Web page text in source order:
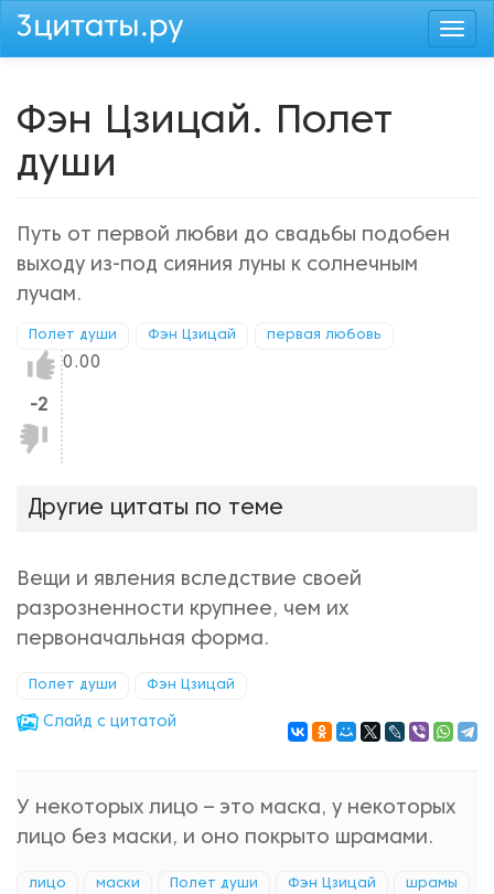
Перейти
Фэн Цзицай. Полет
души
Путь от первой любви до свадьбы подобен
выходу из-под сияния луны к солнечным
лучам.
Полет души Фэн Цзицай первая любовь
Нравится!
-2
Не
нравится!
0.00
Другие цитаты по теме
Вещи и явления вследствие своей
разрозненности крупнее, чем их
первоначальная форма.
Полет души Фэн Цзицай
Cлайд с цитатой
У некоторых лицо – это маска, у некоторых
лицо без маски, и оно покрыто шрамами.
лицо маски Полет души Фэн Цзицай шрамы